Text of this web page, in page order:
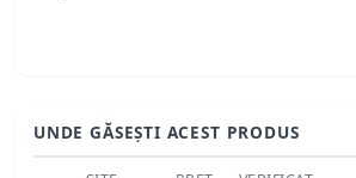
UNDE GĂSEȘTI ACEST PRODUS